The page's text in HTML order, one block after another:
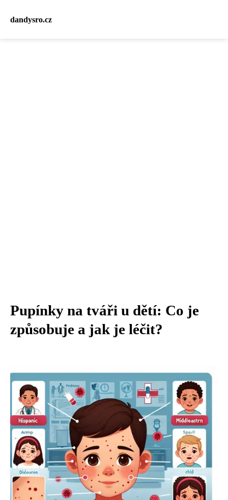
dandysro.cz
Pupínky na tváři u dětí: Co je
způsobuje a jak je léčit?